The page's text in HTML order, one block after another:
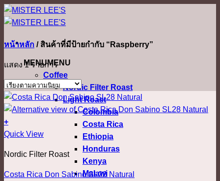
ข้าม
ไป
เนื้อหา
MENUMENU
Coffee
Nordic Filter Roast
Light Roast
Colombia
Costa Rica
Ethiopia
Honduras
Kenya
Malawi
หน้าหลัก /สินค้าที่มีป้ายกำกับ “Raspberry”
แสดง 1 รายการ
+
This
has
multiple
Quick View
Nordic Filter Roast
Costa Rica Don Sabino SL28 Natural